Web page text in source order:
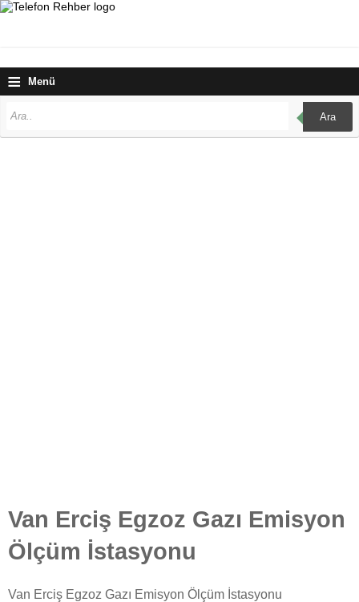
≡ Menü
Ara
Van Erciş Egzoz Gazı Emisyon
Ölçüm İstasyonu
Van Erciş Egzoz Gazı Emisyon Ölçüm İstasyonu